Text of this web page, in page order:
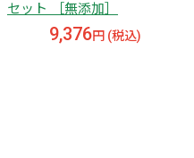
セット ［無添加］
9,376円 (税込)